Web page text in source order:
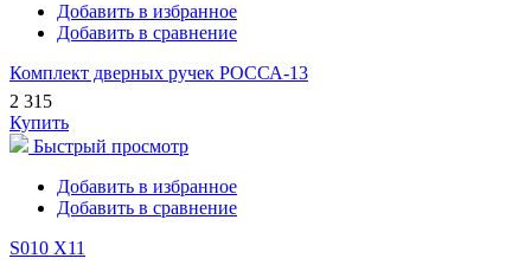
Добавить в избранное
Добавить в сравнение
Комплект дверных ручек РОССА-13
2 315
Купить
Быстрый просмотр
Добавить в избранное
Добавить в сравнение
S010 X11